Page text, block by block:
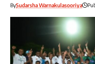
BySudarsha Warnakulasooriya